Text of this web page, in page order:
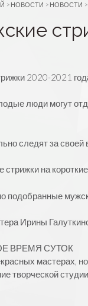
> НОВОСТИ > НОВОСТИ >
2020-2021
люди могут
следят за своей
на
подобранные
Ирины
ВРЕМЯ СУТОК
мастерах,
творческой